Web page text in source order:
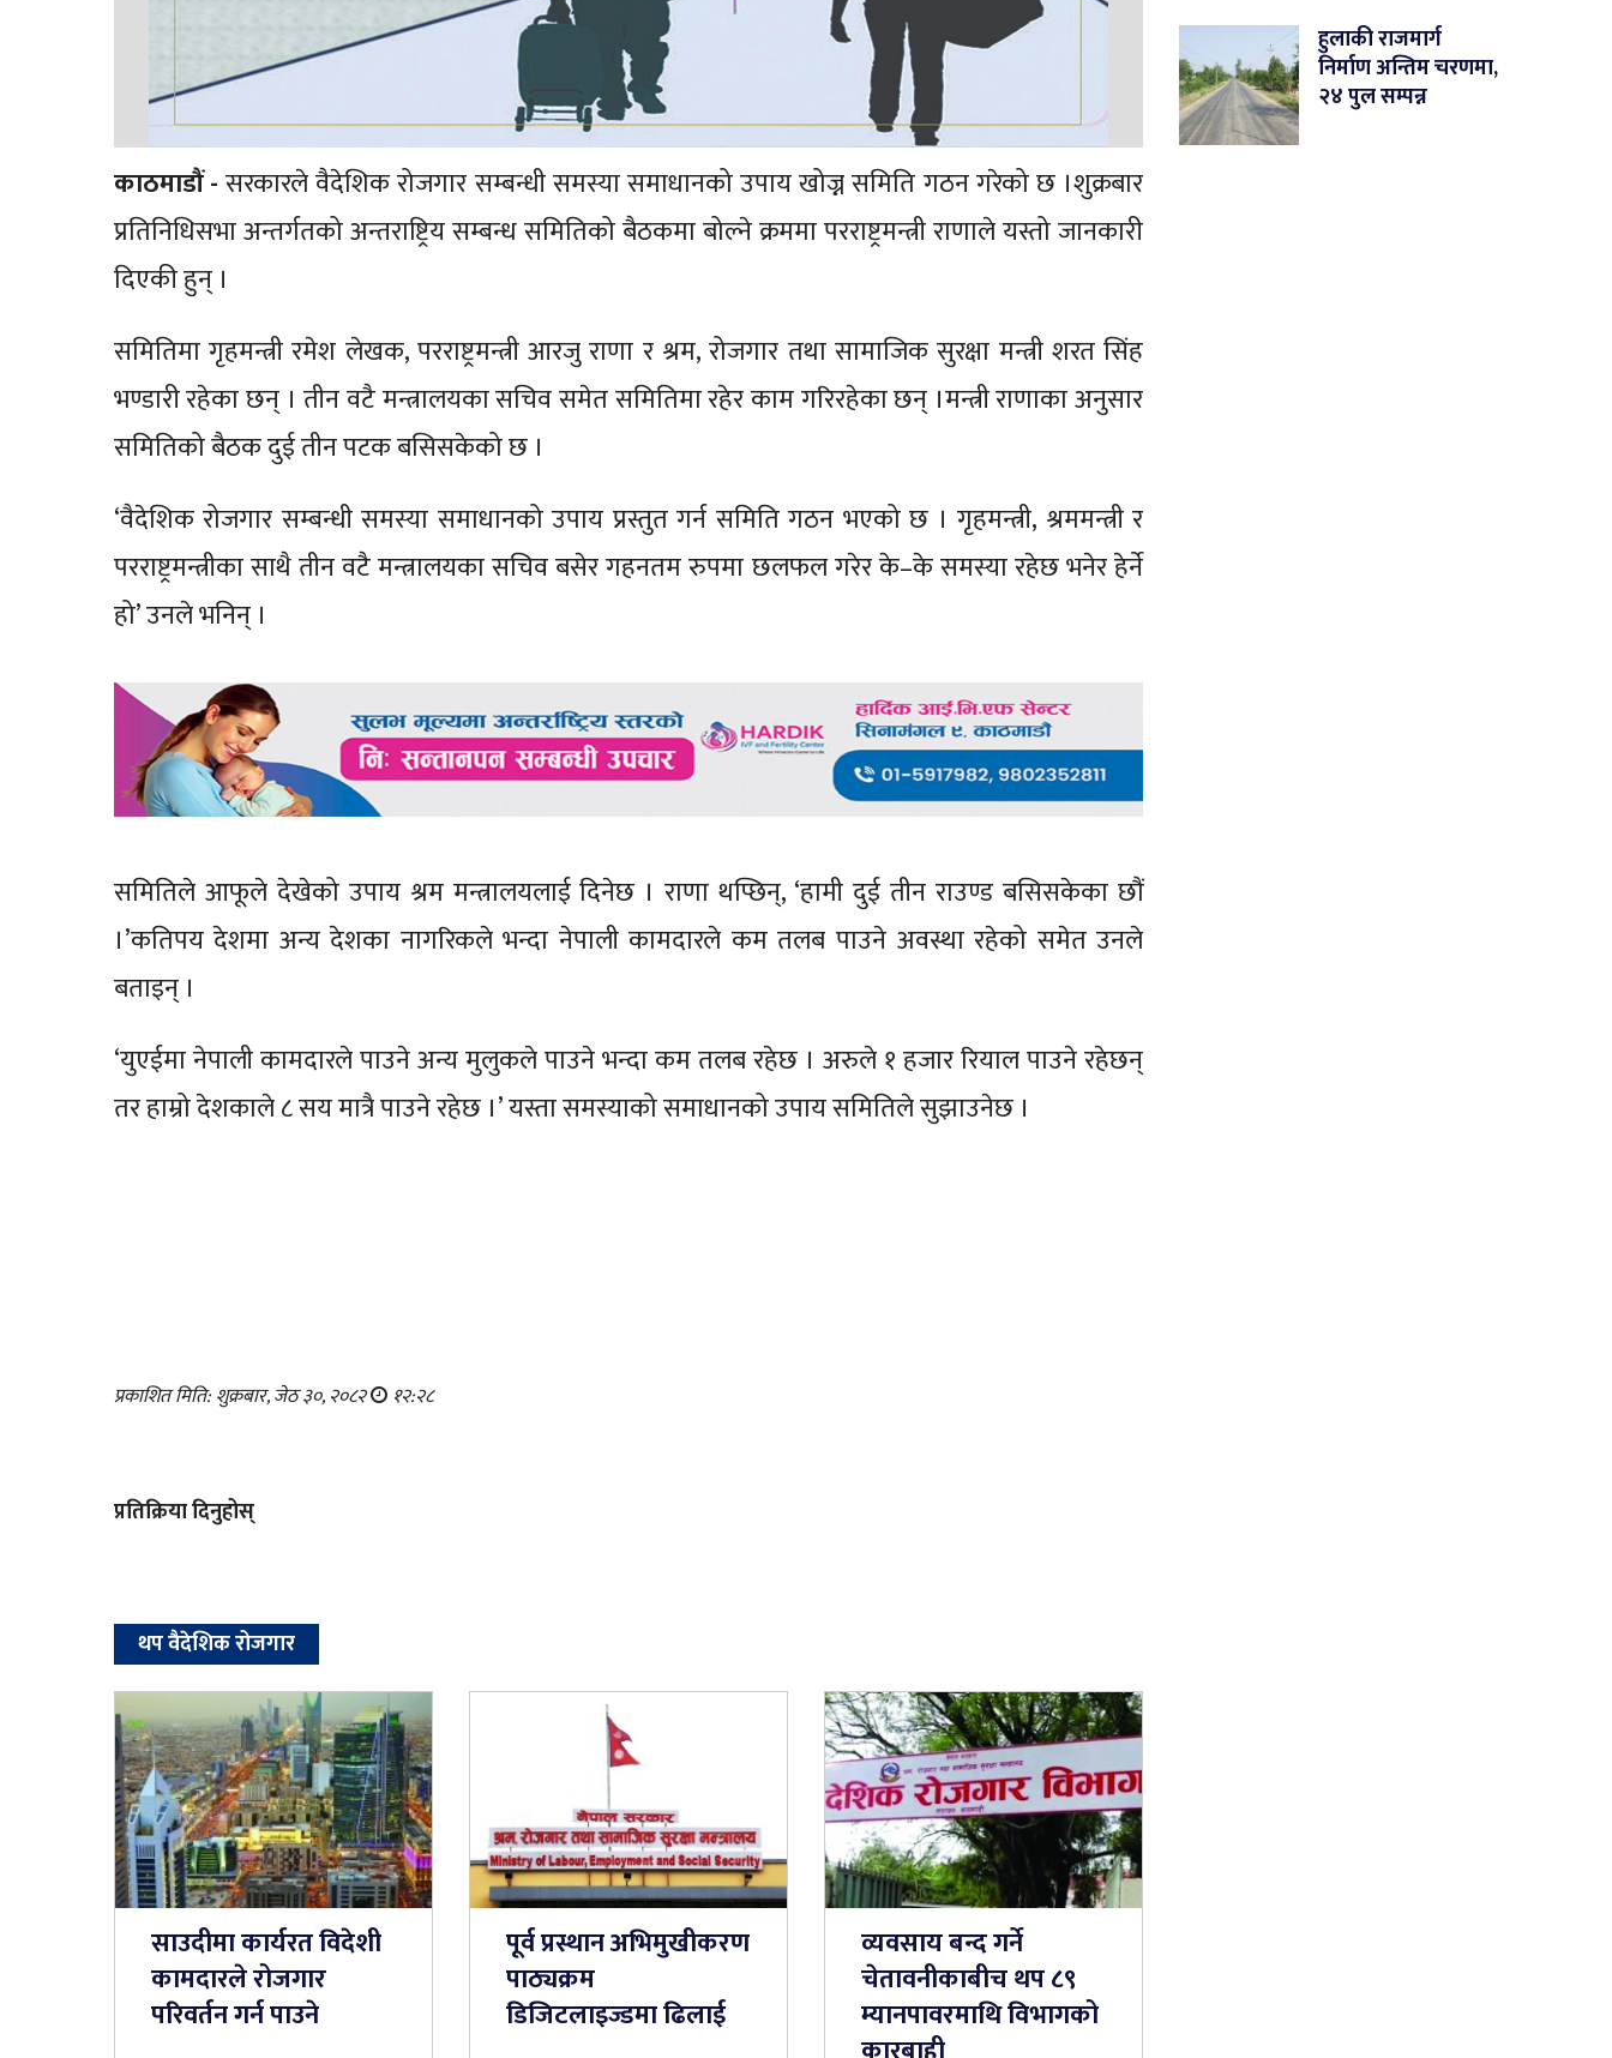
काठमाडौं -सरकारले वैदेशिक रोजगार सम्बन्धी समस्या समाधानको उपाय खोज्न समिति गठन गरेको छ ।शुक्रबार
प्रतिनिधिसभा अन्तर्गतको अन्तराष्ट्रिय सम्बन्ध समितिको बैठकमा बोल्ने क्रममा परराष्ट्रमन्त्री राणाले यस्तो जानकारी
दिएकी हुन् ।
समितिमा गृहमन्त्री रमेश लेखक, परराष्ट्रमन्त्री आरजु राणा र श्रम, रोजगार तथा सामाजिक सुरक्षा मन्त्री शरत सिंह
भण्डारी रहेका छन् । तीन वटै मन्त्रालयका सचिव समेत समितिमा रहेर काम गरिरहेका छन् ।मन्त्री राणाका अनुसार
समितिको बैठक दुई तीन पटक बसिसकेको छ ।
‘वैदेशिक रोजगार सम्बन्धी समस्या समाधानको उपाय प्रस्तुत गर्न समिति गठन भएको छ । गृहमन्त्री, श्रममन्त्री र
परराष्ट्रमन्त्रीका साथै तीन वटै मन्त्रालयका सचिव बसेर गहनतम रुपमा छलफल गरेर के–के समस्या रहेछ भनेर हेर्ने
हो’ उनले भनिन् ।
समितिले आफूले देखेको उपाय श्रम मन्त्रालयलाई दिनेछ । राणा थप्छिन्, ‘हामी दुई तीन राउण्ड बसिसकेका छौं
।’कतिपय देशमा अन्य देशका नागरिकले भन्दा नेपाली कामदारले कम तलब पाउने अवस्था रहेको समेत उनले
बताइन् ।
‘युएईमा नेपाली कामदारले पाउने अन्य मुलुकले पाउने भन्दा कम तलब रहेछ । अरुले १ हजार रियाल पाउने रहेछन्
तर हाम्रो देशकाले ८ सय मात्रै पाउने रहेछ ।’ यस्ता समस्याको समाधानको उपाय समितिले सुझाउनेछ ।
प्रकाशित मिति: शुक्रबार, जेठ ३०, २०८२ १२:२८
प्रतिक्रिया दिनुहोस्
थप वैदेशिक रोजगार
साउदीमा कार्यरत विदेशी
कामदारले रोजगार
परिवर्तन गर्न पाउने
पूर्व प्रस्थान अभिमुखीकरण
पाठ्यक्रम
डिजिटलाइज्डमा ढिलाई
व्यवसाय बन्द गर्ने
चेतावनीकाबीच थप ८९
म्यानपावरमाथि विभागको
हुलाकी राजमार्ग
निर्माण अन्तिम चरणमा,
२४ पुल सम्पन्न